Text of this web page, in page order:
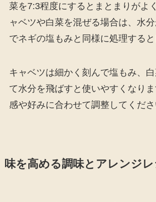
菜を7:3程度にするとまとまりがよ
ャベツや白菜を混ぜる場合は、水
でネギの塩もみと同様に処理すると
キャベツは細かく刻んで塩もみ、
て水分を飛ばすと使いやすくなり
感や好みに合わせて調整してくださ
味を高める調味とアレンジ